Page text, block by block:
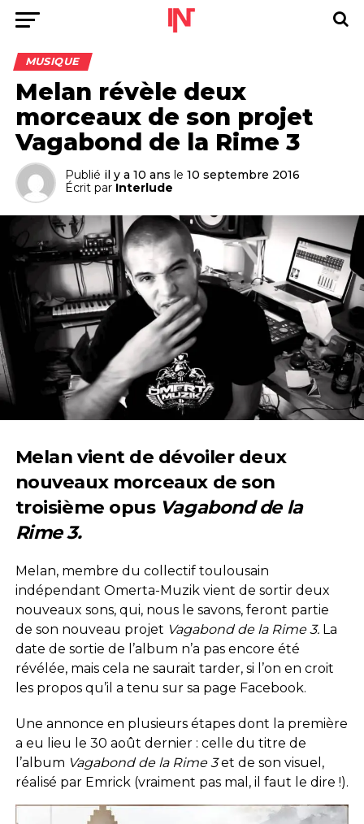
MUSIQUE
Melan révèle deux
morceaux de son projet
Vagabond de la Rime 3
Publié il y a 10 ans le 10 septembre 2016
Écrit par Interlude
Melan vient de dévoiler deux
nouveaux morceaux de son
troisième opus Vagabond de la
Rime 3.
Melan, membre du collectif toulousain
indépendant Omerta-Muzik vient de sortir deux
nouveaux sons, qui, nous le savons, feront partie
de son nouveau projet Vagabond de la Rime 3. La
date de sortie de l’album n’a pas encore été
révélée, mais cela ne saurait tarder, si l’on en croit
les propos qu’il a tenu sur sa page Facebook.
Une annonce en plusieurs étapes dont la première
a eu lieu le 30 août dernier : celle du titre de
l’album Vagabond de la Rime 3et de son visuel,
réalisé par Emrick (vraiment pas mal, il faut le dire !).